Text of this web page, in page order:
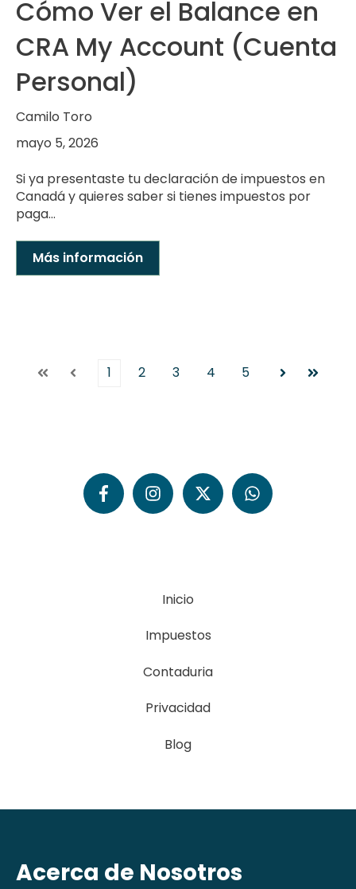
Cómo Ver el Balance en
CRA My Account (Cuenta
Personal)
Camilo Toro
mayo 5, 2026
Si ya presentaste tu declaración de impuestos en
Canadá y quieres saber si tienes impuestos por
paga...
Más información
PrimeraAnterior1 2 3 4 5 SiguienteÚltima
Inicio
Impuestos
Contaduria
Privacidad
Blog
Acerca de Nosotros